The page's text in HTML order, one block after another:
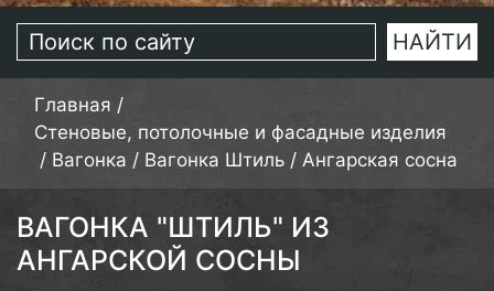
Главная /
Стеновые, потолочные и фасадные изделия
/ Вагонка / Вагонка Штиль / Ангарская сосна
ВАГОНКА "ШТИЛЬ" ИЗ
АНГАРСКОЙ СОСНЫ